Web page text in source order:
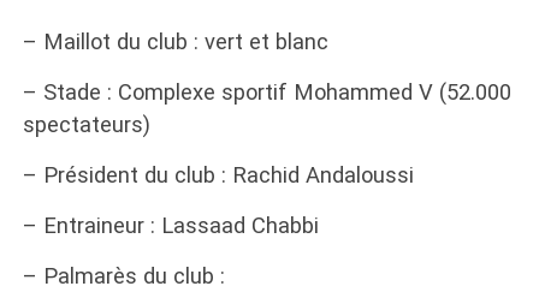
– Maillot du club : vert et blanc
– Stade : Complexe sportif Mohammed V (52.000
spectateurs)
– Président du club : Rachid Andaloussi
– Entraineur : Lassaad Chabbi
– Palmarès du club :